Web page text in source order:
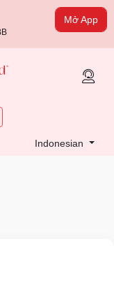
Mở App
Indonesian